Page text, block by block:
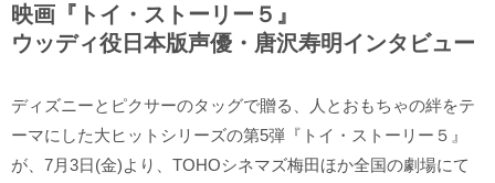
映画『トイ・ストーリー５』
ウッディ役日本版声優・唐沢寿明インタビュー
ディズニーとピクサーのタッグで贈る、人とおもちゃの絆をテ
ーマにした大ヒットシリーズの第5弾『トイ・ストーリー５』
が、7月3日(金)より、TOHOシネマズ梅田ほか全国の劇場にて